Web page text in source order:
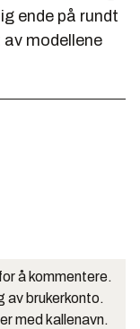
ende på rundt
modellene
å kommentere.
av brukerkonto.
med kallenavn.